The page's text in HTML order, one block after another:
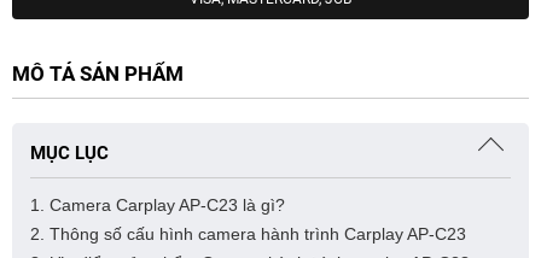
MÔ TẢ SẢN PHẨM
MỤC LỤC
1. Camera Carplay AP-C23 là gì?
2. Thông số cấu hình camera hành trình Carplay AP-C23